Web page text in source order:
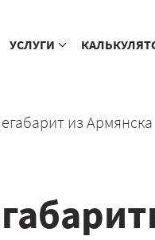
УСЛУГИ
из Армянска